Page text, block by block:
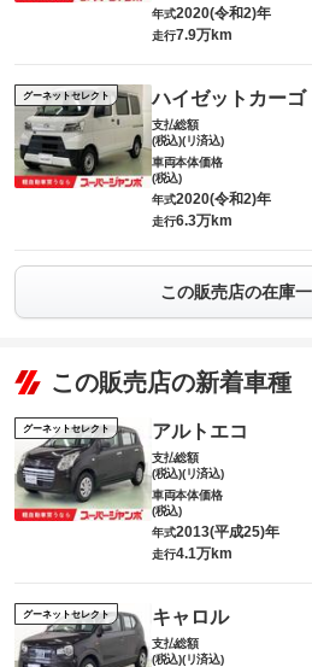
年式2020(令和2)年
走行7.9万km
グーネットセレクト ハイゼットカーゴ
支払総額
(税込)(リ済込)
車両本体価格
(税込)
年式2020(令和2)年
走行6.3万km
この販売店の在庫
この販売店の新着車種
グーネットセレクト アルトエコ
支払総額
(税込)(リ済込)
車両本体価格
(税込)
年式2013(平成25)年
走行4.1万km
グーネットセレクト キャロル
支払総額
(税込)(リ済込)